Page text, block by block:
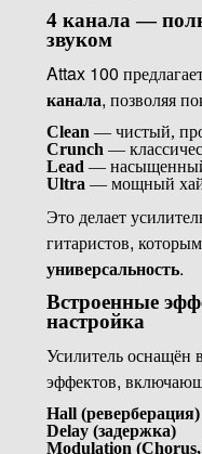
4 канала —
звуком
Attax 100
канала, позволяя
Clean — чистый,
Crunch —
Lead — насыщенный
Ultra — мощный
Это делает
гитаристов,
универсальность.
Встроенные
настройка
Усилитель оснащён
эффектов,
Hall (реверберация)
Delay (задержка)
Modulation